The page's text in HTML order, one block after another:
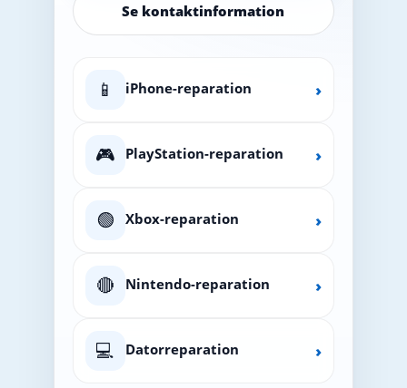
Se kontaktinformation
📱 iPhone-reparation ›
🎮 PlayStation-reparation ›
🟢 Xbox-reparation ›
🔴 Nintendo-reparation ›
💻 Datorreparation ›